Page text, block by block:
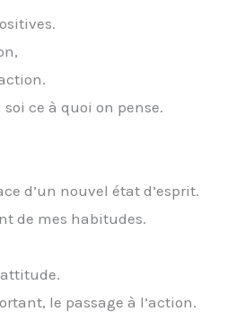
ce à quoi on pense.
d’un nouvel état d’esprit.
de mes habitudes.
le passage à l’action.